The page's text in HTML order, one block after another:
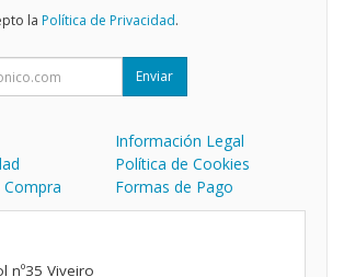
la Política de Privacidad.
Enviar
Información Legal
Política de Cookies
Formas de Pago
nº35 Viveiro